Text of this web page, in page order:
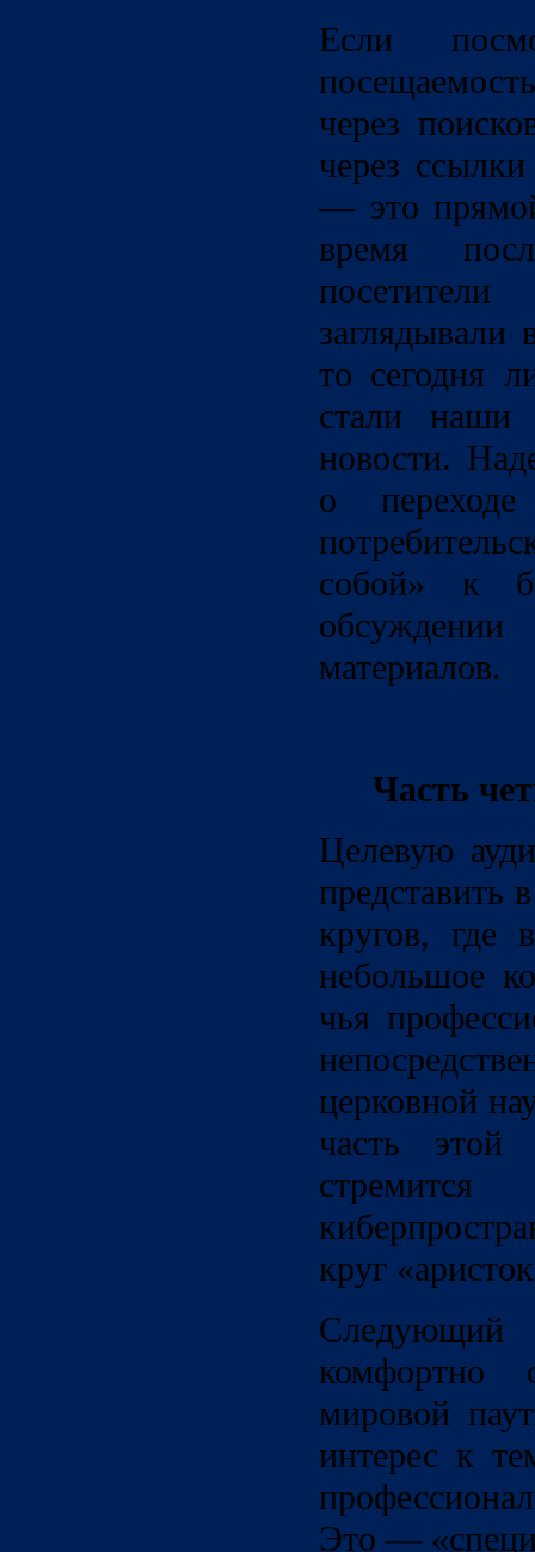
Если
через
через
— это
время
заглядывали
то сегодня
стали наши
новости.
о
собой» к
материалов.
Часть
Целевую
представить
кругов, где
небольшое
чья
церковной
часть этой
стремится
круг
мировой
интерес к
Это —